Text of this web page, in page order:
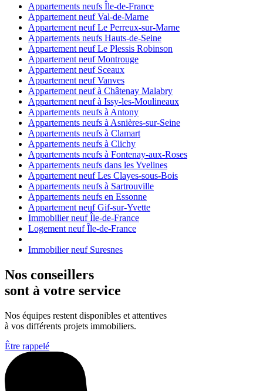
Appartements neufs Île-de-France
Appartement neuf Val-de-Marne
Appartement neuf Le Perreux-sur-Marne
Appartements neufs Hauts-de-Seine
Appartement neuf Le Plessis Robinson
Appartement neuf Montrouge
Appartement neuf Sceaux
Appartement neuf Vanves
Appartement neuf à Châtenay Malabry
Appartement neuf à Issy-les-Moulineaux
Appartements neufs à Antony
Appartements neufs à Asnières-sur-Seine
Appartements neufs à Clamart
Appartements neufs à Clichy
Appartements neufs à Fontenay-aux-Roses
Appartements neufs dans les Yvelines
Appartement neuf Les Clayes-sous-Bois
Appartements neufs à Sartrouville
Appartements neufs en Essonne
Appartement neuf Gif-sur-Yvette
Immobilier neuf Île-de-France
Logement neuf Île-de-France
Immobilier neuf Suresnes
Nos conseillers
sont à votre service
Nos équipes restent disponibles et attentives
à vos différents projets immobiliers.
Être rappelé